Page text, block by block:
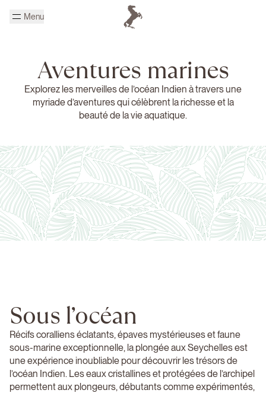
Menu
Aventures marines
Explorez les merveilles de l’océan Indien à travers une
myriade d’aventures qui célèbrent la richesse et la
beauté de la vie aquatique.
Sous l’océan
Récifs coralliens éclatants, épaves mystérieuses et faune
sous-marine exceptionnelle, la plongée aux Seychelles est
une expérience inoubliable pour découvrir les trésors de
l’océan Indien. Les eaux cristallines et protégées de l’archipel
permettent aux plongeurs, débutants comme expérimentés,